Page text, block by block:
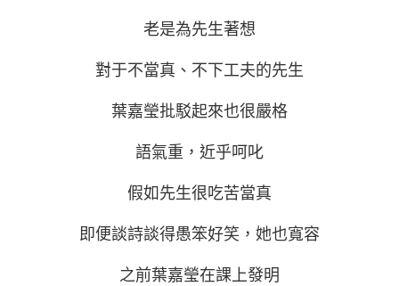
老是為先生著想
對于不當真、不下工夫的先生
葉嘉瑩批駁起來也很嚴格
語氣重，近乎呵叱
假如先生很吃苦當真
即便談詩談得愚笨好笑，她也寬容
之前葉嘉瑩在課上發明